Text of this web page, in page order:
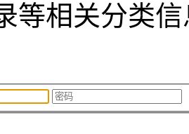
等相关分类